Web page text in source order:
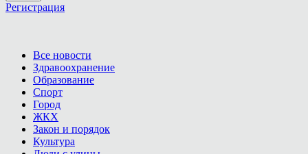
Регистрация
Все новости
Здравоохранение
Образование
Спорт
Город
ЖКХ
Закон и порядок
Культура